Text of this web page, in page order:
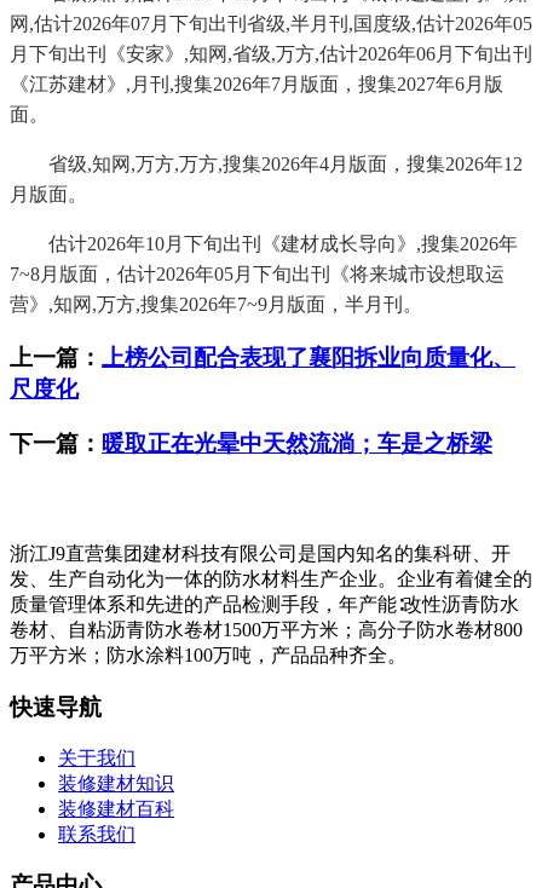
网,估计2026年07月下旬出刊省级,半月刊,国度级,估计2026年05
月下旬出刊《安家》,知网,省级,万方,估计2026年06月下旬出刊
《江苏建材》,月刊,搜集2026年7月版面，搜集2027年6月版
面。
省级,知网,万方,万方,搜集2026年4月版面，搜集2026年12
月版面。
估计2026年10月下旬出刊《建材成长导向》,搜集2026年
7~8月版面，估计2026年05月下旬出刊《将来城市设想取运
营》,知网,万方,搜集2026年7~9月版面，半月刊。
上一篇： 上榜公司配合表现了襄阳拆业向质量化、
尺度化
下一篇： 暖取正在光晕中天然流淌；车是之桥梁
浙江J9直营集团建材科技有限公司是国内知名的集科研、开
发、生产自动化为一体的防水材料生产企业。企业有着健全的
质量管理体系和先进的产品检测手段，年产能∶改性沥青防水
卷材、自粘沥青防水卷材1500万平方米；高分子防水卷材800
万平方米；防水涂料100万吨，产品品种齐全。
快速导航
关于我们
装修建材知识
装修建材百科
联系我们